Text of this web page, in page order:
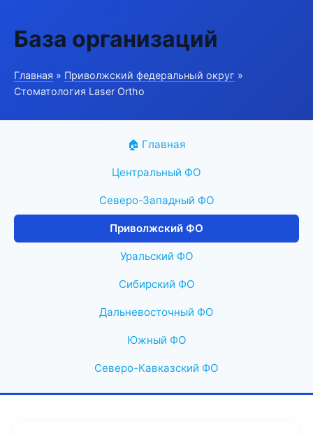
База организаций
Главная » Приволжский федеральный округ »
Стоматология Laser Ortho
🏠 Главная
Центральный ФО
Северо-Западный ФО
Приволжский ФО
Уральский ФО
Сибирский ФО
Дальневосточный ФО
Южный ФО
Северо-Кавказский ФО